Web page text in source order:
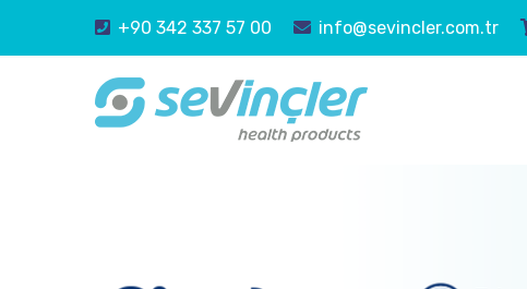
+90 342 337 57 00 info@sevincler.com.tr